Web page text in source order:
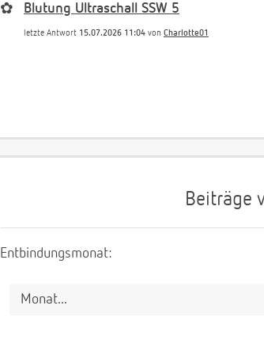
✿ Blutung Ultraschall SSW 5
letzte Antwort 15.07.2026 11:04 von Charlotte01
Beiträge
Entbindungsmonat: